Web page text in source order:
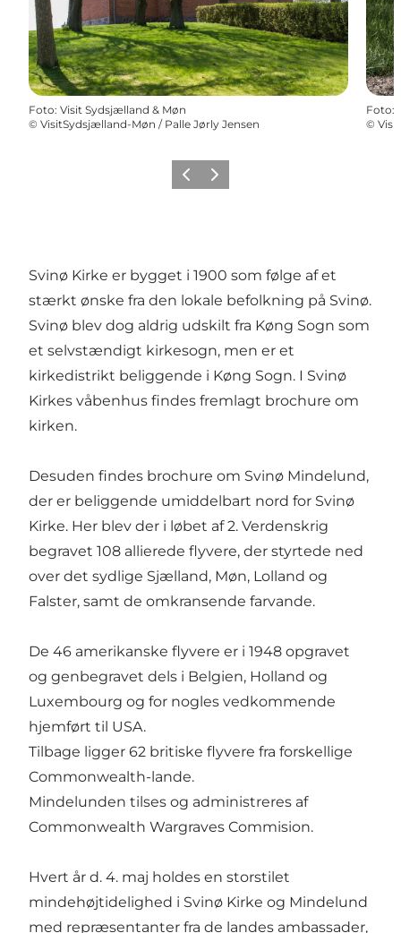
Foto: Visit Sydsjælland & Møn
© VisitSydsjælland-Møn / Palle Jørly Jensen
Foto:
©
ForrigeNæste
Svinø Kirke er bygget i 1900 som følge af et
stærkt ønske fra den lokale befolkning på Svinø.
Svinø blev dog aldrig udskilt fra Køng Sogn som
et selvstændigt kirkesogn, men er et
kirkedistrikt beliggende i Køng Sogn. I Svinø
Kirkes våbenhus findes fremlagt brochure om
kirken.
Desuden findes brochure om Svinø Mindelund,
der er beliggende umiddelbart nord for Svinø
Kirke. Her blev der i løbet af 2. Verdenskrig
begravet 108 allierede flyvere, der styrtede ned
over det sydlige Sjælland, Møn, Lolland og
Falster, samt de omkransende farvande.
De 46 amerikanske flyvere er i 1948 opgravet
og genbegravet dels i Belgien, Holland og
Luxembourg og for nogles vedkommende
hjemført til USA.
Tilbage ligger 62 britiske flyvere fra forskellige
Commonwealth-lande.
Mindelunden tilses og administreres af
Commonwealth Wargraves Commision.
Hvert år d. 4. maj holdes en storstilet
mindehøjtidelighed i Svinø Kirke og Mindelund
med repræsentanter fra de landes ambassader,